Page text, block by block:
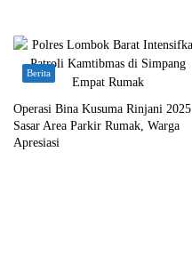
Berita
Operasi Bina Kusuma Rinjani 2025
Sasar Area Parkir Rumak, Warga
Apresiasi